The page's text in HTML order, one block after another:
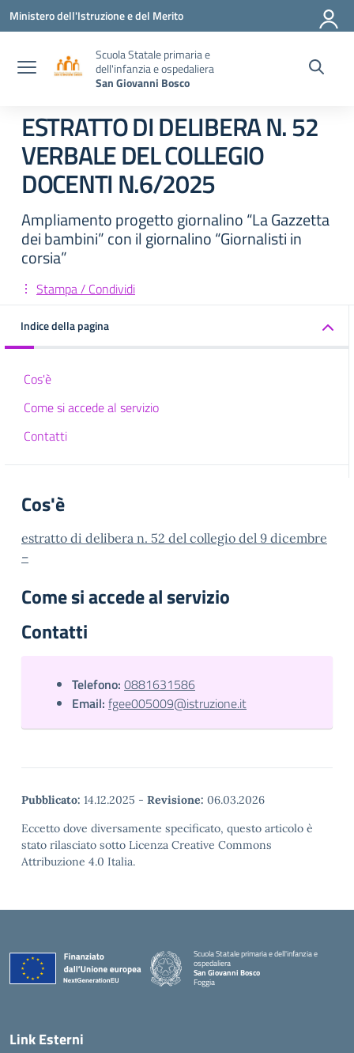
Vai ai contenuti
Vai al menu di navigazione
Vai al footer
Ministero dell'Istruzione e del Merito
Scuola Statale primaria e
dell'infanzia e ospedaliera
San Giovanni Bosco
ESTRATTO DI DELIBERA N. 52
VERBALE DEL COLLEGIO
DOCENTI N.6/2025
Ampliamento progetto giornalino “La Gazzetta
dei bambini” con il giornalino “Giornalisti in
corsia”
Stampa / Condividi
Indice della pagina
Cos'è
Come si accede al servizio
Contatti
Cos'è
estratto di delibera n. 52 del collegio del 9 dicembre
–
Come si accede al servizio
Contatti
Telefono: 0881631586
Email: fgee005009@istruzione.it
Pubblicato: 14.12.2025 - Revisione: 06.03.2026
Eccetto dove diversamente specificato, questo articolo è
stato rilasciato sotto Licenza Creative Commons
Attribuzione 4.0 Italia.
Scuola Statale primaria e dell'infanzia e
ospedaliera
San Giovanni Bosco
Foggia
Link Esterni